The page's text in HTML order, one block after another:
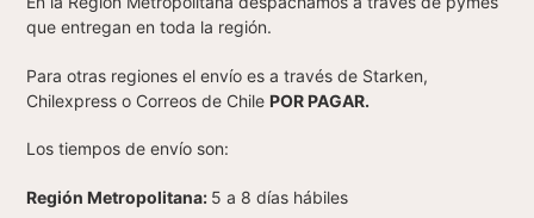
que entregan en toda la región.
Para otras regiones el envío es a través de Starken,
Chilexpress o Correos de Chile POR PAGAR.
Los tiempos de envío son:
Región Metropolitana: 5 a 8 días hábiles